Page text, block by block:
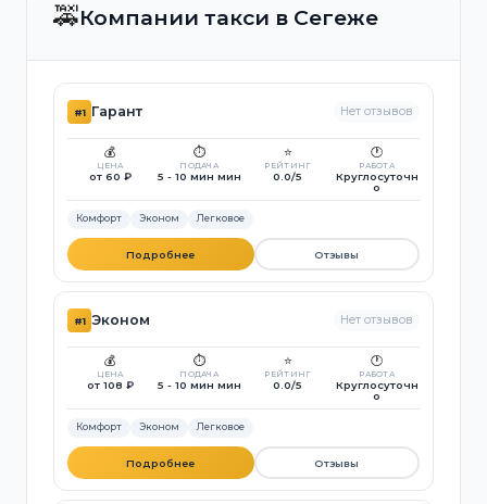
🚕Компании такси в Сегеже
#1 Гарант Нет отзывов
💰
ЦЕНА
от 60 ₽
⏱️
ПОДАЧА
5 - 10 мин мин
⭐
РЕЙТИНГ
0.0/5
🕐
РАБОТА
Круглосуточн
о
Комфорт Эконом Легковое
Подробнее Отзывы
#1 Эконом Нет отзывов
💰
ЦЕНА
от 108 ₽
⏱️
ПОДАЧА
5 - 10 мин мин
⭐
РЕЙТИНГ
0.0/5
🕐
РАБОТА
Круглосуточн
о
Комфорт Эконом Легковое
Подробнее Отзывы